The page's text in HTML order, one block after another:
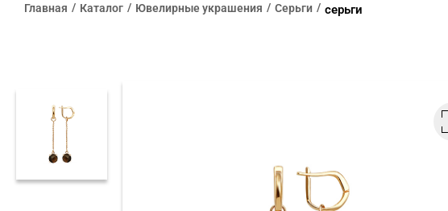
Главная Каталог Ювелирные украшения Серьги серьги